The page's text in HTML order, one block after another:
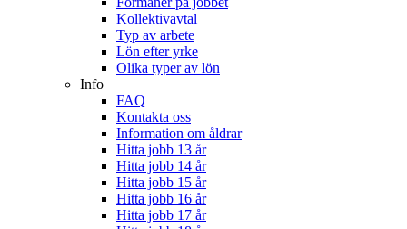
Kollektivavtal
Typ av arbete
Lön efter yrke
Olika typer av lön
Info
FAQ
Kontakta oss
Information om åldrar
Hitta jobb 13 år
Hitta jobb 14 år
Hitta jobb 15 år
Hitta jobb 16 år
Hitta jobb 17 år